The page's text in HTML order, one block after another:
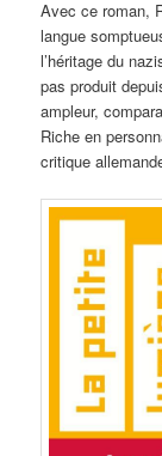
Avec ce roman,
langue
l’héritage du
pas produit
ampleur,
Riche en
critique